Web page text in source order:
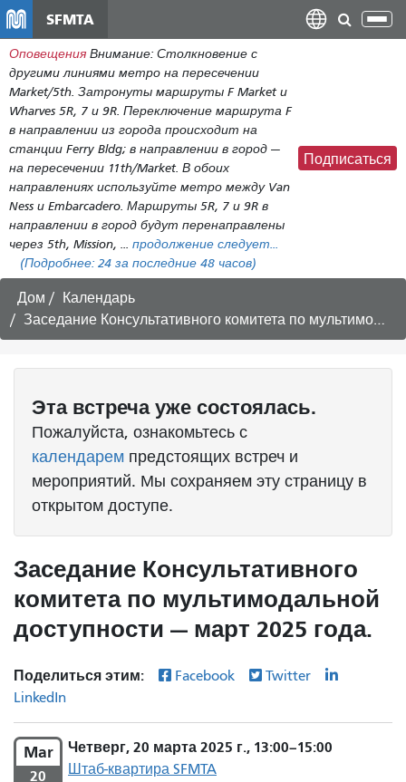
общему
содержанию
SFMTA
Оповещения Внимание: Столкновение с
другими линиями метро на пересечении
Market/5th. Затронуты маршруты F Market и
Wharves 5R, 7 и 9R. Переключение маршрута F
в направлении из города происходит на
станции Ferry Bldg; в направлении в город —
на пересечении 11th/Market. В обоих
направлениях используйте метро между Van
Ness и Embarcadero. Маршруты 5R, 7 и 9R в
направлении в город будут перенаправлены
через 5th, Mission, ... продолжение следует...
(Подробнее: 24 за последние 48 часов)
Подписаться
Дом
Календарь
Заседание Консультативного комитета по мультимодальной доступности — март 2025 года.
Эта встречауже состоялась.
Пожалуйста, ознакомьтесь с
календарем предстоящих встреч и
мероприятий. Мы сохраняем эту страницу в
открытом доступе.
Заседание Консультативного
комитета по мультимодальной
доступности — март 2025 года.
Поделиться этим: Facebook
Twitter
LinkedIn
Mar
20
Четверг, 20 марта 2025 г., 13:00–15:00
Штаб-квартира SFMTA